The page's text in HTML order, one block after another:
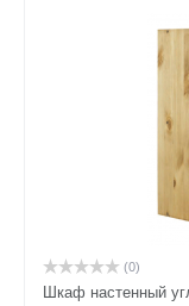
(0)
Шкаф настенный